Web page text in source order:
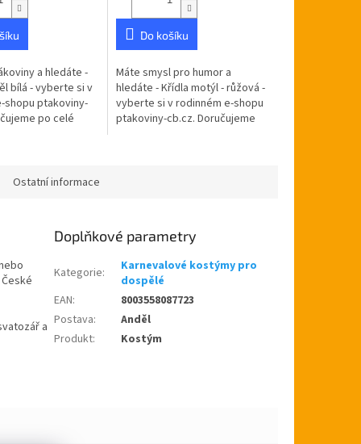
a hledáte -
bílá - vyberte si v
shopu ptakoviny-
po celé
Do košíku
Máte smysl pro humor a
hledáte - Křídla motýl - růžová -
vyberte si v rodinném e-shopu
ptakoviny-cb.cz. Doručujeme
Ostatní informace
a
Doplňkové parametry
Kategorie:
Karnevalové kostýmy pro
dospělé
EAN:
8003558087723
Postava:
Anděl
Produkt: Kostým